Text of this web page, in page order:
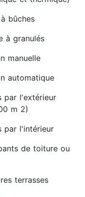
bûches
à granulés
manuelle
automatique
par l'extérieur
m 2)
par l'intérieur
de toiture ou
terrasses